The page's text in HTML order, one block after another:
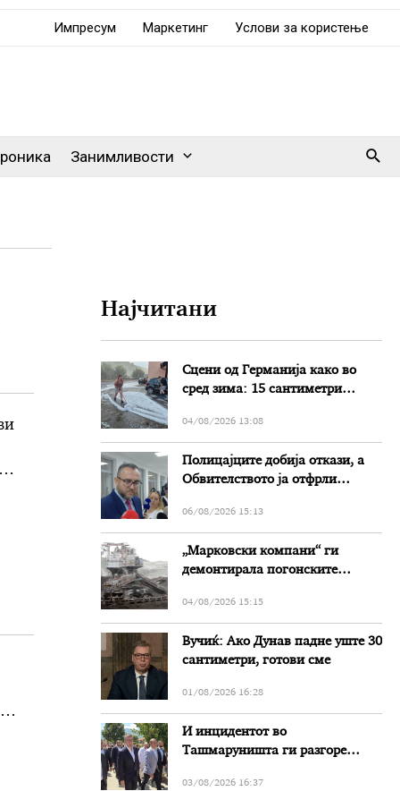
Импресум Маркетинг Услови за користење
Занимливости
Најчитани
Сцени од Германија како во
сред зима: 15 сантиметри
36 на 19 степени
04/08/2026 13:08
Полицајците добија откази, а
Обвителството ја отфрли
Тошковски за наводни
злоупотреби
06/08/2026 15:13
„Марковски компани“ ги
демонтирала погонските
монтирала во РЕК „Битола“,
стои во вештачењето на
обвинителството
04/08/2026 15:15
Вучиќ: Ако Дунав падне уште 30
сантиметри, готови сме
01/08/2026 16:28
И инцидентот во
Ташмаруништa ги разгоре
03/08/2026 16:37